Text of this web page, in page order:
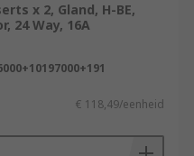
x 2, Gland, H-BE,
24 Way, 16A
€ 118,49/eenheid